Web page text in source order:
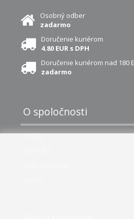
Osobný odber
zadarmo
Doručenie kuriérom
4.80 EUR s DPH
Doručenie kuriérom nad 180
zadarmo
O spoločnosti
O nás